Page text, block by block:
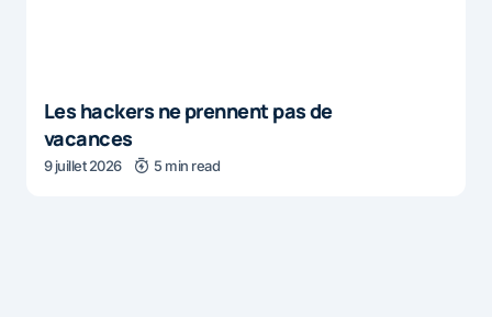
Les hackers ne prennent pas de
vacances
9 juillet 2026 5 min read